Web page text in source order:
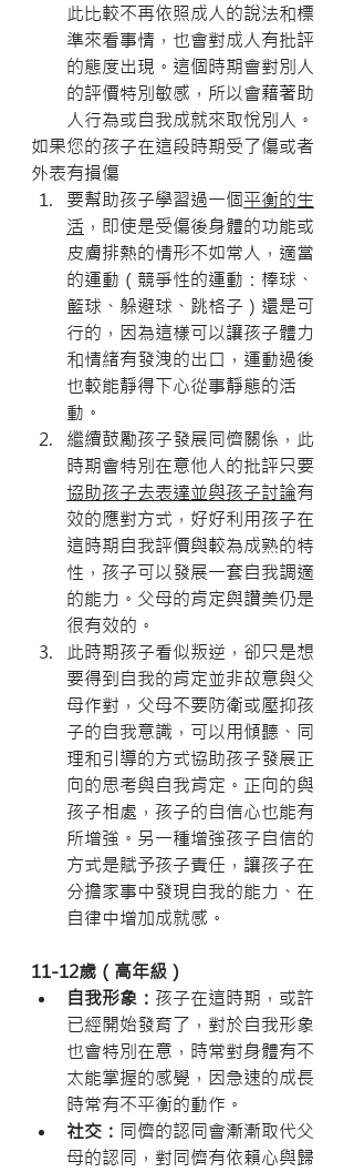
此比較不再依照成人的說法和標
準來看事情，也會對成人有批評
的態度出現。這個時期會對別人
的評價特別敏感，所以會藉著助
人行為或自我成就來取悅別人。
如果您的孩子在這段時期受了傷或者
外表有損傷
要幫助孩子學習過一個平衡的生
活 ，即使是受傷後身體的功能或
皮膚排熱的情形不如常人，適當
的運動（競爭性的運動：棒球、
籃球、躲避球、跳格子）還是可
行的，因為這樣可以讓孩子體力
和情緒有發洩的出口，運動過後
也較能靜得下心從事靜態的活
動。
繼續鼓勵孩子發展同儕關係，此
時期會特別在意他人的批評只要
協助孩子去表達並與孩子討論有
效的應對方式，好好利用孩子在
這時期自我評價與較為成熟的特
性，孩子可以發展一套自我調適
的能力。父母的肯定與讚美仍是
很有效的。
此時期孩子看似叛逆，卻只是想
要得到自我的肯定並非故意與父
母作對，父母不要防衛或壓抑孩
子的自我意識，可以用傾聽、同
理和引導的方式協助孩子發展正
向的思考與自我肯定。正向的與
孩子相處，孩子的自信心也能有
所增強。另一種增強孩子自信的
方式是賦予孩子責任，讓孩子在
分擔家事中發現自我的能力、在
自律中增加成就感。
11-12歲（高年級）
自我形象： 孩子在這時期，或許
已經開始發育了，對於自我形象
也會特別在意，時常對身體有不
太能掌握的感覺，因急速的成長
時常有不平衡的動作。
社交： 同儕的認同會漸漸取代父
母的認同，對同儕有依賴心與歸